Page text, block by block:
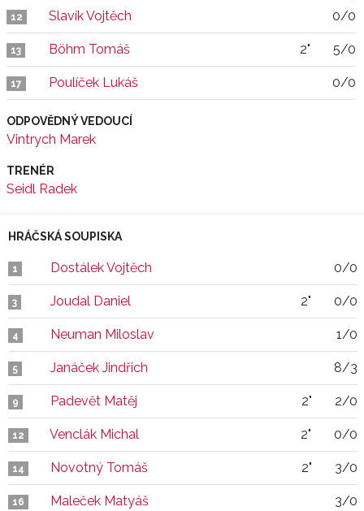
12 Slavík Vojtěch 0/0
13 Böhm Tomáš 2" 5/0
17 Poulíček Lukáš 0/0
ODPOVĚDNÝ VEDOUCÍ
Vintrych Marek
TRENÉR
Seidl Radek
HRÁČSKÁ SOUPISKA
1 Dostálek Vojtěch 0/0
3 Joudal Daniel 2" 0/0
4 Neuman Miloslav 1/0
5 Janáček Jindřich 8/3
9 Padevět Matěj 2" 2/0
12 Venclák Michal 2" 0/0
14 Novotný Tomáš 2" 3/0
16 Maleček Matyáš 3/0